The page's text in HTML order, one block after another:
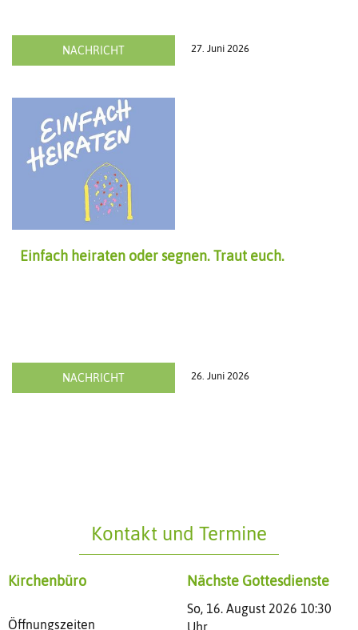
NACHRICHT 27. Juni 2026
Einfach heiraten oder segnen. Traut euch.
NACHRICHT 26. Juni 2026
Kontakt und Termine
Kirchenbüro
Öffnungszeiten
Nächste Gottesdienste
So, 16. August 2026 10:30
Uhr